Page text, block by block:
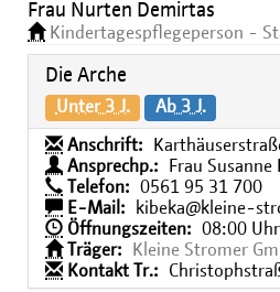
Frau Nurten Demirtas
Kindertagespflegeperson -
Die Arche
Unter 3 J. Ab 3 J.
Anschrift:
Ansprechp.:
Frau Susanne
Telefon:
0561 95 31 700
E-Mail:
kibeka@kleine-
Öffnungszeiten:
08:00
Träger:
Kleine Stromer
Kontakt Tr.: